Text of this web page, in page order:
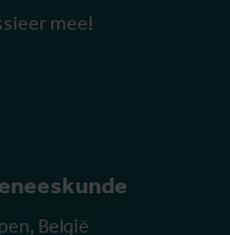
België
mee!